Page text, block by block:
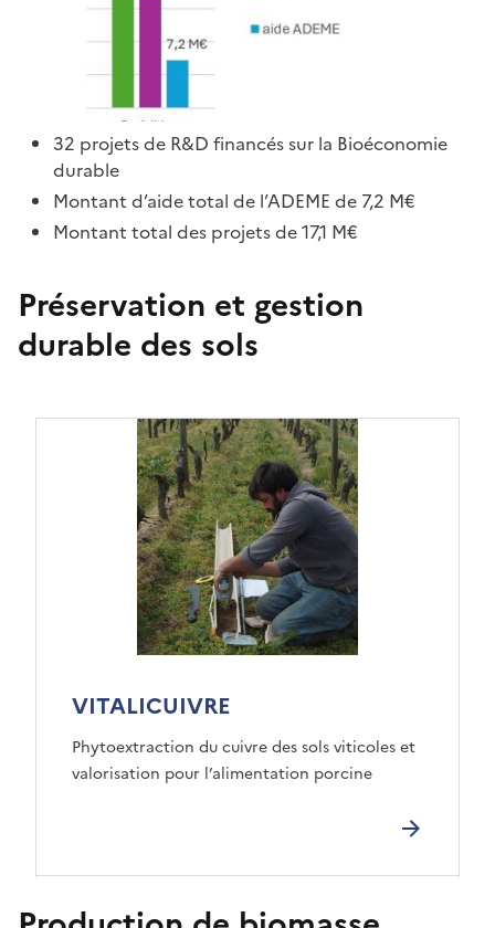
32 projets de R&D financés sur la Bioéconomie
durable
Montant d’aide total de l’ADEME de 7,2 M€
Montant total des projets de 17,1 M€
Préservation et gestion
durable des sols
VITALICUIVRE
Phytoextraction du cuivre des sols viticoles et
valorisation pour l’alimentation porcine